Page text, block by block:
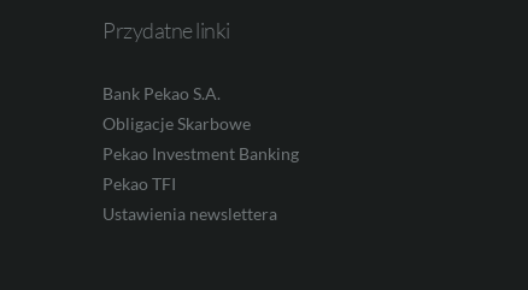
Przydatne linki
Bank Pekao S.A.
Obligacje Skarbowe
Pekao Investment Banking
Pekao TFI
Ustawienia newslettera